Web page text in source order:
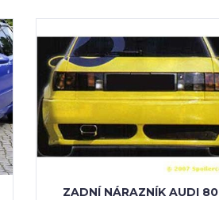
ZADNÍ NÁRAZNÍK AUDI 80